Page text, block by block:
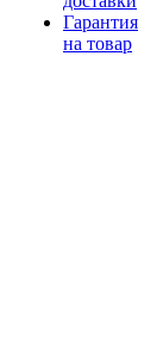
Гарантия
на товар